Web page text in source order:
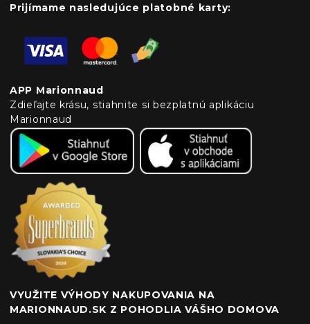
Prijímame nasledujúce platobné karty:
APP Marionnaud
Zdieľajte krásu, stiahnite si bezplatnú aplikáciu
Marionnaud
VYUŽITE VÝHODY NAKUPOVANIA NA
MARIONNAUD.SK Z POHODLIA VÁŠHO DOMOVA